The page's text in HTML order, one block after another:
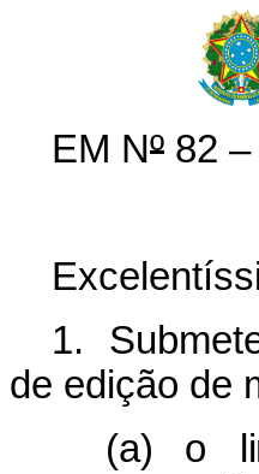
EM Nº 82
1.
de edição de
(a)
o